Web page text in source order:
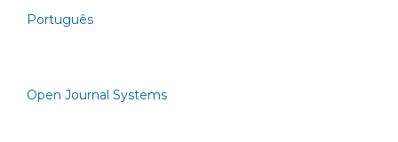
Português
Open Journal Systems